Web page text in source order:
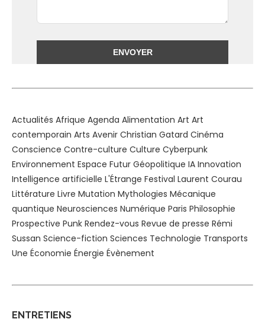
Actualités Afrique Agenda Alimentation Art Art
contemporain Arts Avenir Christian Gatard Cinéma
Conscience Contre-culture Culture Cyberpunk
Environnement Espace Futur Géopolitique IA Innovation
Intelligence artificielle L'Étrange Festival Laurent Courau
Littérature Livre Mutation Mythologies Mécanique
quantique Neurosciences Numérique Paris Philosophie
Prospective Punk Rendez-vous Revue de presse Rémi
Sussan Science-fiction Sciences Technologie Transports
Une Économie Énergie Évènement
ENTRETIENS